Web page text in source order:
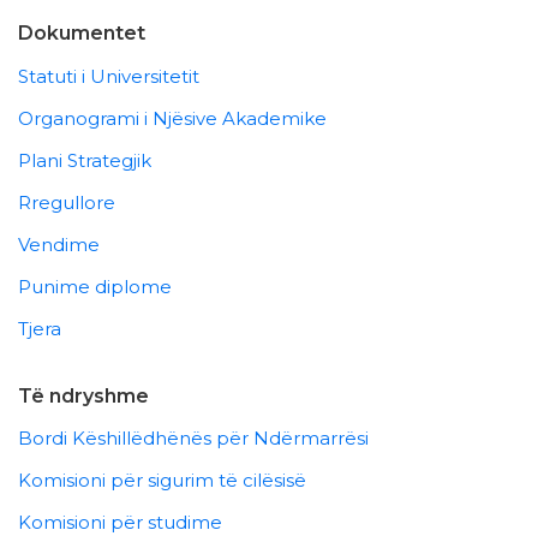
Dokumentet
Statuti i Universitetit
Organogrami i Njësive Akademike
Plani Strategjik
Rregullore
Vendime
Punime diplome
Tjera
Të ndryshme
Bordi Këshillëdhënës për Ndërmarrësi
Komisioni për sigurim të cilësisë
Komisioni për studime